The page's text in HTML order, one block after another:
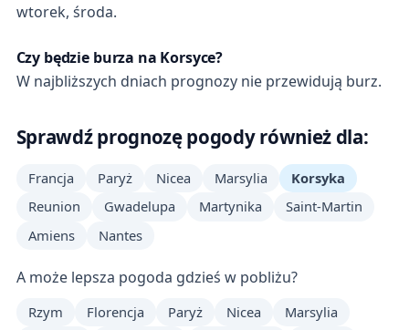
wtorek, środa.
Czy będzie burza na Korsyce?
W najbliższych dniach prognozy nie przewidują burz.
Sprawdź prognozę pogody również dla:
Francja Paryż Nicea Marsylia
Korsyka
Reunion
Gwadelupa Martynika
Saint-Martin
Amiens
Nantes
A może lepsza pogoda gdzieś w pobliżu?
Rzym Florencja Paryż Nicea
Marsylia